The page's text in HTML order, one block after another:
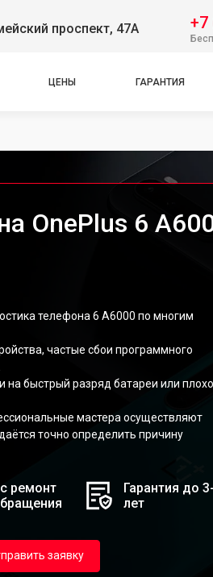
проспект, 47А +7
ЦЕНЫ ГАРАНТИЯ
OnePlus 6
телефона 6 A6000 по многим
частые сбои программного
быстрый разряд батареи или
мастера осуществляют
точно определить причину
ремонт
Гарантия до
лет
заявку